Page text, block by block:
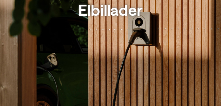
Elbillader